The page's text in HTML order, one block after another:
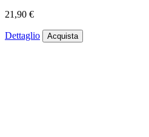
21,90 €
Dettaglio Acquista